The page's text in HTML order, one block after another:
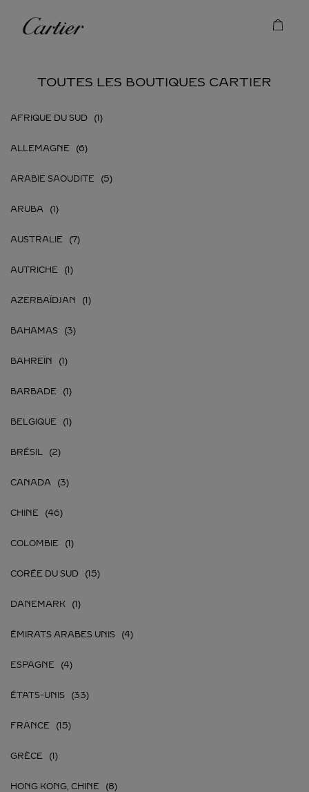
Cartier
TOUTES LES BOUTIQUES CARTIER
AFRIQUE DU SUD
ALLEMAGNE
ARABIE SAOUDITE
ARUBA
AUSTRALIE
AUTRICHE
AZERBAÏDJAN
BAHAMAS
BAHREÏN
BARBADE
BELGIQUE
BRÉSIL
CANADA
CHINE
COLOMBIE
CORÉE DU SUD
DANEMARK
ÉMIRATS ARABES UNIS
ESPAGNE
ÉTATS-UNIS
FRANCE
GRÈCE
HONG KONG, CHINE